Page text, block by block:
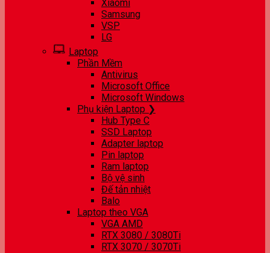
Xiaomi
Samsung
VSP
LG
Laptop
Phần Mềm
Antivirus
Microsoft Office
Microsoft Windows
Phụ kiện Laptop ❯
Hub Type C
SSD Laptop
Adapter laptop
Pin laptop
Ram laptop
Bộ vệ sinh
Đế tản nhiệt
Balo
Laptop theo VGA
VGA AMD
RTX 3080 / 3080Ti
RTX 3070 / 3070Ti